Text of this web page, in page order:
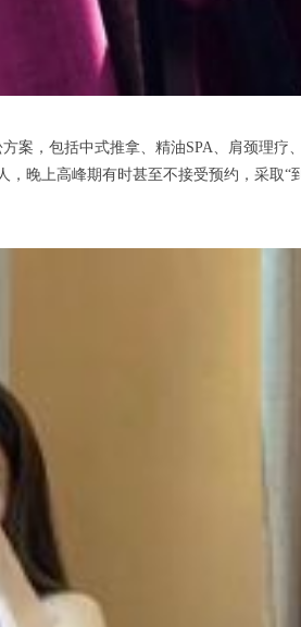
，包括中式推拿、精油SPA、肩颈理疗
晚上高峰期有时甚至不接受预约，采